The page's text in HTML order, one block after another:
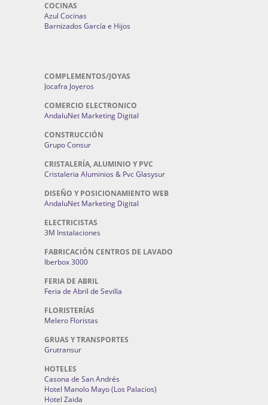
COCINAS
Azul Cocinas
Barnizados García e Hijos
COMPLEMENTOS/JOYAS
Jocafra Joyeros
COMERCIO ELECTRONICO
AndaluNet Marketing Digital
CONSTRUCCIÓN
Grupo Consur
CRISTALERÍA, ALUMINIO Y PVC
Cristaleria Aluminios & Pvc Glasysur
DISEÑO Y POSICIONAMIENTO WEB
AndaluNet Marketing Digital
ELECTRICISTAS
3M Instalaciones
FABRICACIÓN CENTROS DE LAVADO
Iberbox 3000
FERIA DE ABRIL
Feria de Abril de Sevilla
FLORISTERÍAS
Melero Floristas
GRUAS Y TRANSPORTES
Grutransur
HOTELES
Casona de San Andrés
Hotel Manolo Mayo (Los Palacios)
Hotel Zaida